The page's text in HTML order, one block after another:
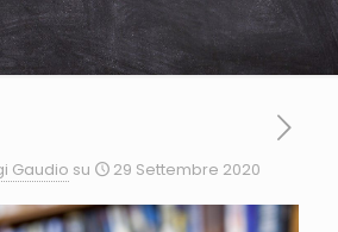
Gaudio su 29 Settembre 2020